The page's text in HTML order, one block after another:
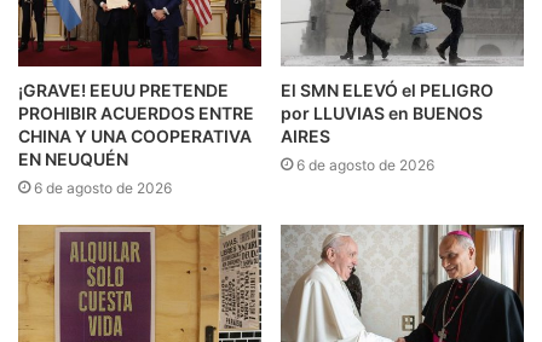
¡GRAVE! EEUU PRETENDE
PROHIBIR ACUERDOS ENTRE
CHINA Y UNA COOPERATIVA
EN NEUQUÉN
6 de agosto de 2026
El SMN ELEVÓ el PELIGRO
por LLUVIAS en BUENOS
AIRES
6 de agosto de 2026